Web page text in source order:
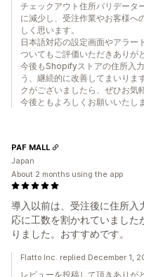
チェックアウト住所バリデータ
に減少し、受注作業やお客様へ
しく思います。
日本語対応の設定画面やアラー
ついてもご評価いただきありが
今後もShopifyストアの住所入
う、継続的に改善してまいりま
クがございましたら、ぜひお気
今後ともよろしくお願いいたしま
導入以前は、受注後に住所入
応に工数を割かれていまし
りました。おすすめです。
PAF MALL
Japan
About 2 months using the app
Flatto Inc. replied December 1,
レビューを投稿して頂きありが